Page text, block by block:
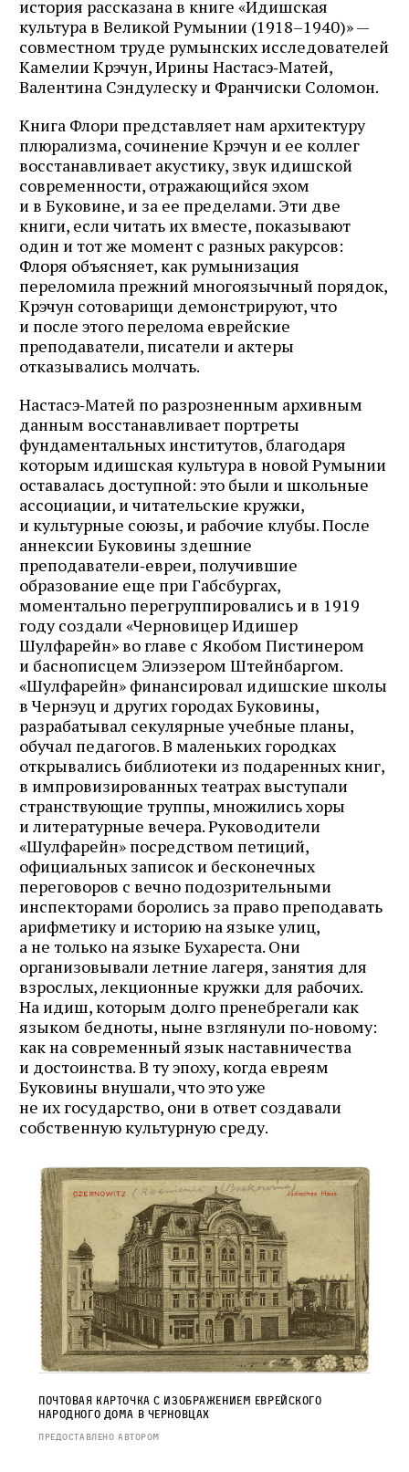
история рассказана в книге «Идишская
культура в Великой Румынии (1918–1940)» —
совместном труде румынских исследователей
Камелии Крэчун, Ирины Настасэ‑Матей,
Валентина Сэндулеску и Франчиски Соломон.
Книга Флори представляет нам архитектуру
плюрализма, сочинение Крэчун и ее коллег
восстанавливает акустику, звук идишской
современности, отражающийся эхом
и в Буковине, и за ее пределами. Эти две
книги, если читать их вместе, показывают
один и тот же момент с разных ракурсов:
Флоря объясняет, как румынизация
переломила прежний многоязычный порядок,
Крэчун сотоварищи демонстрируют, что
и после этого перелома еврейские
преподаватели, писатели и актеры
отказывались молчать.
Настасэ‑Матей по разрозненным архивным
данным восстанавливает портреты
фундаментальных институтов, благодаря
которым идишская культура в новой Румынии
оставалась доступной: это были и школьные
ассоциации, и читательские кружки,
и культурные союзы, и рабочие клубы. После
аннексии Буковины здешние
преподаватели‑евреи, получившие
образование еще при Габсбургах,
моментально перегруппировались и в 1919
году создали «Черновицер Идишер
Шулфарейн» во главе с Якобом Пистинером
и баснописцем Элиэзером Штейнбаргом.
«Шулфарейн» финансировал идишские школы
в Чернэуц и других городах Буковины,
разрабатывал секулярные учебные планы,
обучал педагогов. В маленьких городках
открывались библиотеки из подаренных книг,
в импровизированных театрах выступали
странствующие труппы, множились хоры
и литературные вечера. Руководители
«Шулфарейн» посредством петиций,
официальных записок и бесконечных
переговоров с вечно подозрительными
инспекторами боролись за право преподавать
арифметику и историю на языке улиц,
а не только на языке Бухареста. Они
организовывали летние лагеря, занятия для
взрослых, лекционные кружки для рабочих.
На идиш, которым долго пренебрегали как
языком бедноты, ныне взглянули по‑новому:
как на современный язык наставничества
и достоинства. В ту эпоху, когда евреям
Буковины внушали, что это уже
не их государство, они в ответ создавали
собственную культурную среду.
Почтовая карточка с изображением Еврейского
народного дома в Черновцах
Предоставлено автором
почте
Подписаться